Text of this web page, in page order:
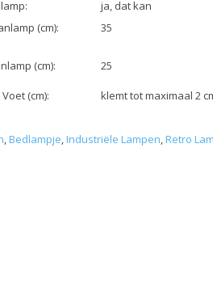
ja, dat kan
(cm):
35
(cm): 25
(cm): klemt tot maximaal 2
,Bedlampje,Industriële Lampen,Retro